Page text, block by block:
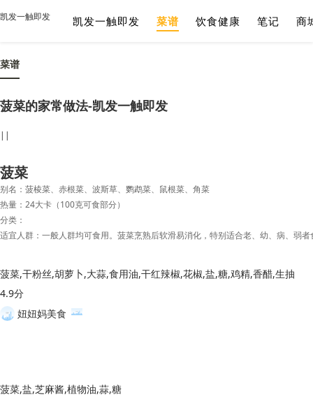
凯发一触即发 凯发一触即发 菜谱 饮食健康 笔记 商
菜谱
菠菜的家常做法-凯发一触即发
||
菠菜
别名：菠棱菜、赤根菜、波斯草、鹦鹉菜、鼠根菜、角菜
热量：24大卡（100克可食部分）
分类：
菠菜,干粉丝,胡萝卜,大蒜,食用油,干红辣椒,花椒,盐,糖,鸡精,香醋,生抽
4.9分
妞妞妈美食
菠菜,盐,芝麻酱,植物油,蒜,糖